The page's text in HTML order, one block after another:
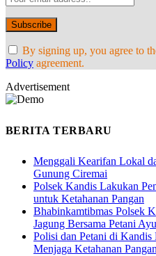
By signing up, you agree to
Policy agreement.
Advertisement
BERITA TERBARU
Menggali Kearifan Lokal
Gunung Ciremai
Polsek Kandis Lakukan
untuk Ketahanan Pangan
Bhabinkamtibmas Polsek
Jagung Bersama Petani
Polisi dan Petani di
Menjaga Ketahanan